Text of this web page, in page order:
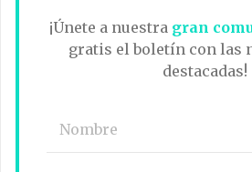
¡Únete a nuestra gran
gratis el boletín con las
destacadas!